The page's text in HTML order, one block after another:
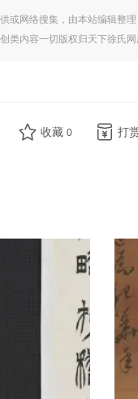
或网络搜集，由本站编辑整
类内容一切版权归天下徐氏
收藏 0 打